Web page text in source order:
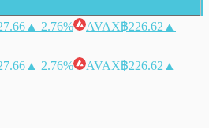
▲ 2.76% AVAX฿226.62 ▲
▲ 2.76% AVAX฿226.62 ▲